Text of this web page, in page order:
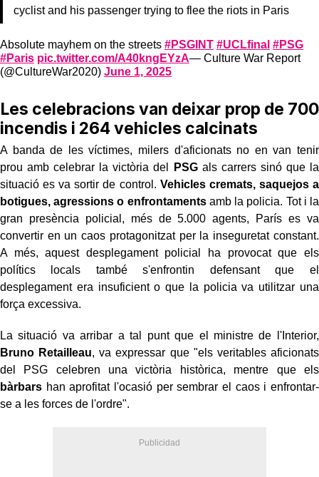
cyclist and his passenger trying to flee the riots in Paris
Absolute mayhem on the streets #PSGINT #UCLfinal #PSG
#Paris pic.twitter.com/A40kngEYzA— Culture War Report
(@CultureWar2020) June 1, 2025
Les celebracions van deixar prop de 700
incendis i 264 vehicles calcinats
A banda de les víctimes, milers d'aficionats no en van tenir
prou amb celebrar la victòria del
PSGals carrers sinó que la
situació es va sortir de control. Vehicles cremats, saquejos a
botigues, agressions o enfrontamentsamb la policia. Tot i la
gran presència policial, més de 5.000 agents, París es va
convertir en un caos protagonitzat per la inseguretat constant.
A més, aquest desplegament policial ha provocat que els
polítics locals també s'enfrontin defensant que el
desplegament era insuficient o que la policia va utilitzar una
força excessiva.
La situació va arribar a tal punt que el ministre de l'Interior,
Bruno Retailleau, va expressar que "els veritables aficionats
del PSG celebren una victòria històrica, mentre que els
bàrbars han aprofitat l'ocasió per sembrar el caos i enfrontar-
se a les forces de l'ordre".